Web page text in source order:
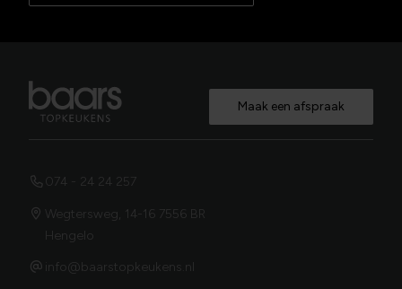
Maak een afspraak
074 - 24 24 257
Wegtersweg, 14-16 7556 BR
Hengelo
info@baarstopkeukens.nl